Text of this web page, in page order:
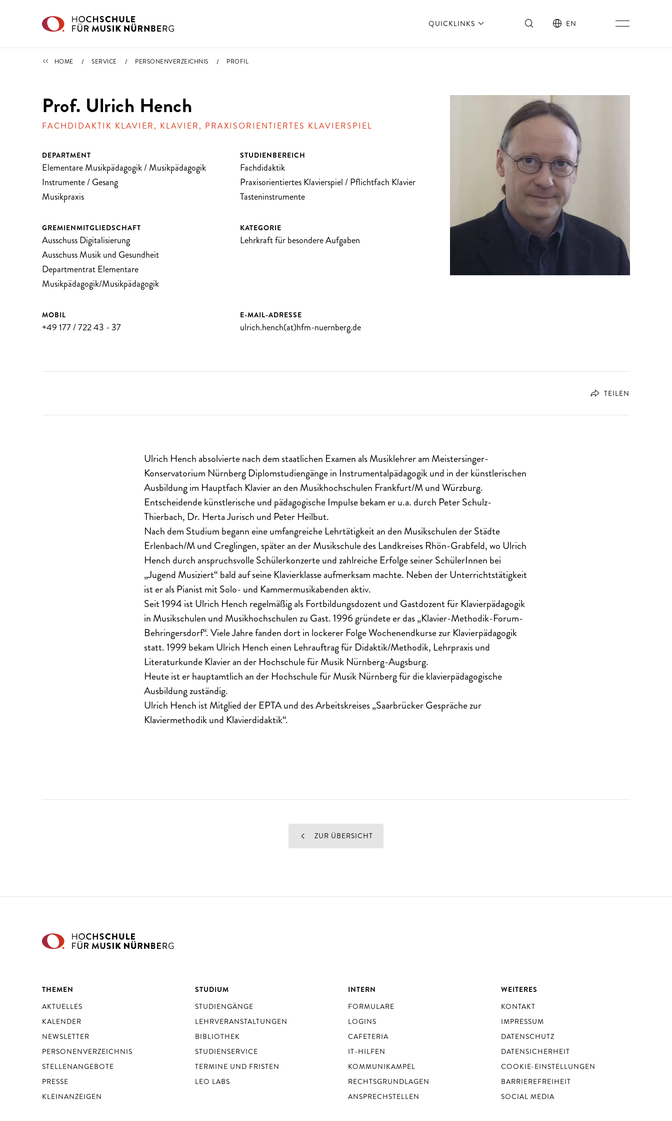
QUICKLINKS EN
PERSONENVERZEICHNIS
HOME SERVICE PERSONENVERZEICHNIS PROFIL
Prof. Ulrich Hench
FACHDIDAKTIK KLAVIER, KLAVIER, PRAXISORIENTIERTES KLAVIERSPIEL
DEPARTMENT
Elementare Musikpädagogik / Musikpädagogik
Instrumente / Gesang
Musikpraxis
STUDIENBEREICH
Fachdidaktik
Praxisorientiertes Klavierspiel / Pflichtfach Klavier
Tasteninstrumente
GREMIENMITGLIEDSCHAFT
Ausschuss Digitalisierung
Ausschuss Musik und Gesundheit
Departmentrat Elementare
Musikpädagogik/Musikpädagogik
KATEGORIE
Lehrkraft für besondere Aufgaben
MOBIL
+49 177 / 722 43 - 37
E-MAIL-ADRESSE
ulrich.hench(at)hfm-nuernberg.de
TEILEN
Ulrich Hench absolvierte nach dem staatlichen Examen als Musiklehrer am Meistersinger-
Konservatorium Nürnberg Diplomstudiengänge in Instrumentalpädagogik und in der künstlerischen
Ausbildung im Hauptfach Klavier an den Musikhochschulen Frankfurt/M und Würzburg.
Entscheidende künstlerische und pädagogische Impulse bekam er u.a. durch Peter Schulz-
Thierbach, Dr. Herta Jurisch und Peter Heilbut.
Nach dem Studium begann eine umfangreiche Lehrtätigkeit an den Musikschulen der Städte
Erlenbach/M und Creglingen, später an der Musikschule des Landkreises Rhön-Grabfeld, wo Ulrich
Hench durch anspruchsvolle Schülerkonzerte und zahlreiche Erfolge seiner SchülerInnen bei
„Jugend Musiziert“ bald auf seine Klavierklasse aufmerksam machte. Neben der Unterrichtstätigkeit
ist er als Pianist mit Solo- und Kammermusikabenden aktiv.
Seit 1994 ist Ulrich Hench regelmäßig als Fortbildungsdozent und Gastdozent für Klavierpädagogik
in Musikschulen und Musikhochschulen zu Gast. 1996 gründete er das „Klavier-Methodik-Forum-
Behringersdorf“. Viele Jahre fanden dort in lockerer Folge Wochenendkurse zur Klavierpädagogik
statt. 1999 bekam Ulrich Hench einen Lehrauftrag für Didaktik/Methodik, Lehrpraxis und
Literaturkunde Klavier an der Hochschule für Musik Nürnberg-Augsburg.
Heute ist er hauptamtlich an der Hochschule für Musik Nürnberg für die klavierpädagogische
Ausbildung zuständig.
Ulrich Hench ist Mitglied der EPTA und des Arbeitskreises „Saarbrücker Gespräche zur
Klaviermethodik und Klavierdidaktik“.
ZUR ÜBERSICHT
THEMEN
AKTUELLES
KALENDER
NEWSLETTER
PERSONENVERZEICHNIS
STELLENANGEBOTE
PRESSE
KLEINANZEIGEN
STUDIUM
STUDIENGÄNGE
LEHRVERANSTALTUNGEN
BIBLIOTHEK
STUDIENSERVICE
TERMINE UND FRISTEN
LEO LABS
INTERN
FORMULARE
LOGINS
CAFETERIA
IT-HILFEN
KOMMUNIKAMPEL
RECHTSGRUNDLAGEN
ANSPRECHSTELLEN
WEITERES
KONTAKT
IMPRESSUM
DATENSCHUTZ
DATENSICHERHEIT
COOKIE-EINSTELLUNGEN
BARRIEREFREIHEIT
SOCIAL MEDIA